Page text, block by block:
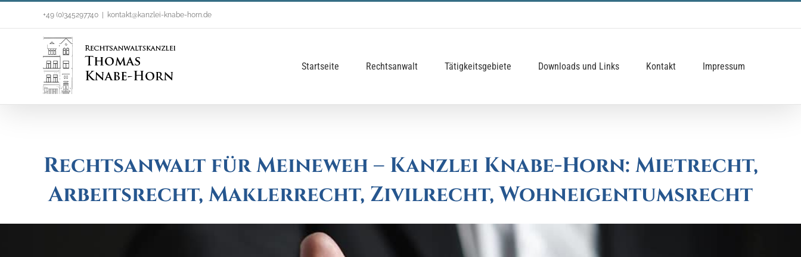
+49 (0)345297740 kontakt@kanzlei-knabe-horn.de
Startseite Rechtsanwalt Tätigkeitsgebiete Downloads und Links Kontakt Impressum
Rechtsanwalt für Meineweh – Kanzlei Knabe-Horn: Mietrecht,
Arbeitsrecht, Maklerrecht, Zivilrecht, Wohneigentumsrecht